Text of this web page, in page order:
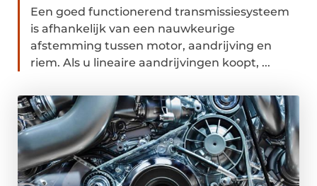
Een goed functionerend transmissiesysteem
is afhankelijk van een nauwkeurige
afstemming tussen motor, aandrijving en
riem. Als u lineaire aandrijvingen koopt, ...